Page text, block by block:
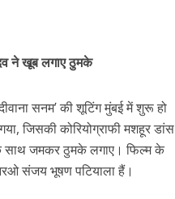
ने खूब लगाए ठुमके
सनम’ की शूटिंग मुंबई में शुरू हो
जिसकी कोरियोग्राफी मशहूर डांस
के साथ जमकर ठुमके लगाए। फिल्‍म के
संजय भूषण पटियाला हैं।